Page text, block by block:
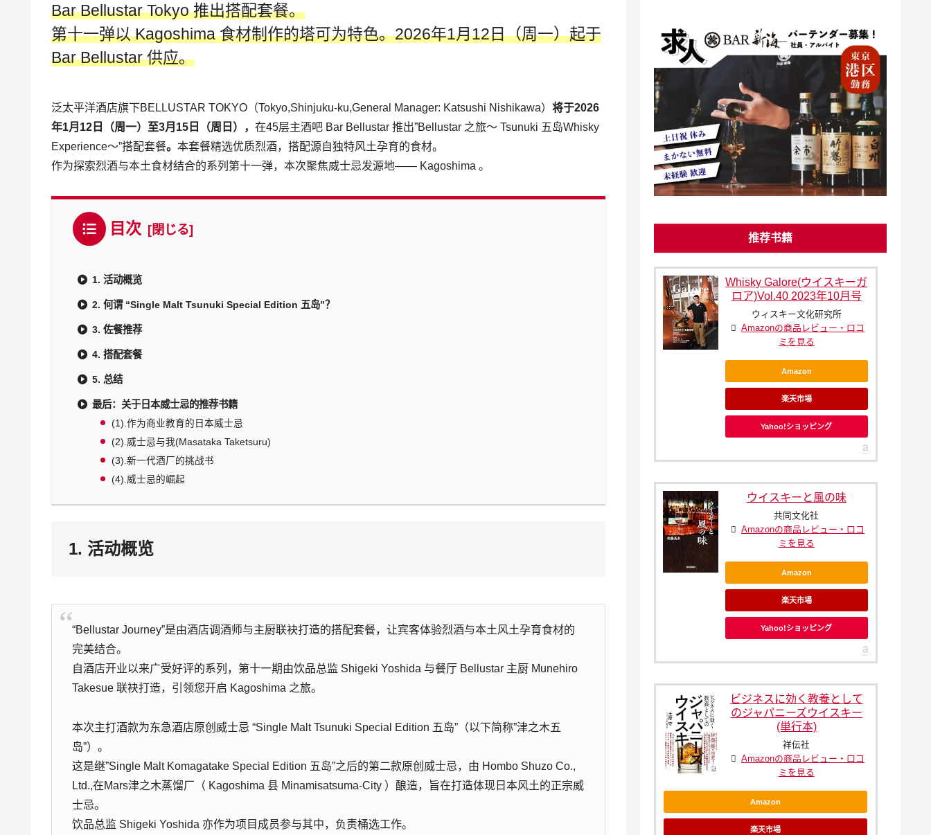
Bar Bellustar Tokyo 推出搭配套餐。
第十一弹以 Kagoshima 食材制作的塔可为特色。2026年1月12日（周一）起于
Bar Bellustar 供应。
泛太平洋酒店旗下BELLUSTAR TOKYO（Tokyo,Shinjuku-ku,General Manager: Katsushi Nishikawa） 将于2026
年1月12日（周一）至3月15日（周日）， 在45层主酒吧 Bar Bellustar 推出”Bellustar 之旅～ Tsunuki 五岛Whisky
Experience～”搭配套餐。 本套餐精选优质烈酒，搭配源自独特风土孕育的食材。
作为探索烈酒与本土食材结合的系列第十一弹，本次聚焦威士忌发源地—— Kagoshima 。
目次
1. 活动概览
2. 何谓 “Single Malt Tsunuki Special Edition 五岛”？
3. 佐餐推荐
4. 搭配套餐
5. 总结
最后：关于日本威士忌的推荐书籍
(1).作为商业教育的日本威士忌
(2).威士忌与我(Masataka Taketsuru)
(3).新一代酒厂的挑战书
(4).威士忌的崛起
1. 活动概览
“Bellustar Journey”是由酒店调酒师与主厨联袂打造的搭配套餐，让宾客体验烈酒与本土风土孕育食材的
完美结合。
自酒店开业以来广受好评的系列，第十一期由饮品总监 Shigeki Yoshida 与餐厅 Bellustar 主厨 Munehiro
Takesue 联袂打造，引领您开启 Kagoshima 之旅。
本次主打酒款为东急酒店原创威士忌 “Single Malt Tsunuki Special Edition 五岛”（以下简称”津之木五
岛”）。
这是继”Single Malt Komagatake Special Edition 五岛”之后的第二款原创威士忌，由 Hombo Shuzo Co.,
Ltd.,在Mars津之木蒸馏厂（ Kagoshima 县 Minamisatsuma-City ）酿造，旨在打造体现日本风土的正宗威
士忌。
饮品总监 Shigeki Yoshida 亦作为项目成员参与其中，负责桶选工作。
推荐书籍
Whisky Galore(ウイスキーガ
ロア)Vol.40 2023年10月号
ウィスキー文化研究所
Amazonの商品レビュー・口コ
ミを見る
Amazon
楽天市場
Yahoo!ショッピング
ウイスキーと風の味
共同文化社
Amazonの商品レビュー・口コ
ミを見る
Amazon
楽天市場
Yahoo!ショッピング
ビジネスに効く教養として
のジャパニーズウイスキー
(単行本)
祥伝社
Amazonの商品レビュー・口コ
ミを見る
Amazon
楽天市場